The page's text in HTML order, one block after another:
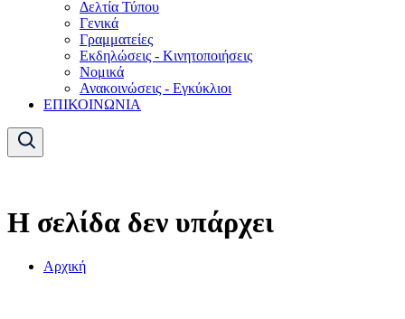
Δελτία Τύπου
Γενικά
Γραμματείες
Εκδηλώσεις - Κινητοποιήσεις
Νομικά
Ανακοινώσεις - Εγκύκλιοι
ΕΠΙΚΟΙΝΩΝΙΑ
Η σελίδα δεν υπάρχει
Αρχική